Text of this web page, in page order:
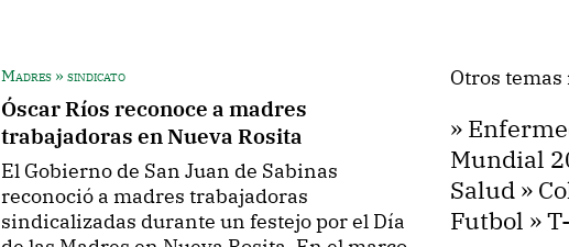
Madres » sindicato
Óscar Ríos reconoce a madres
trabajadoras en Nueva Rosita
El Gobierno de San Juan de Sabinas
reconoció a madres trabajadoras
sindicalizadas durante un festejo por el Día
Otros
»
Mundial
Salud»
Futbol »